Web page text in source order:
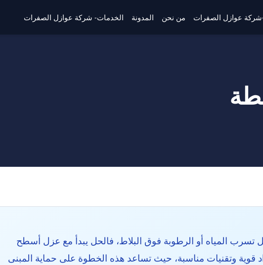
-شركة عوازل الصفرات من نحن المدونة الخدمات- شركة عوازل الصفرات
تسرب المياه أو الرطوبة فوق البلاط، فالحل يبدأ مع عزل أسطح
قوية وتقنيات مناسبة، حيث تساعد هذه الخطوة على حماية المبنى